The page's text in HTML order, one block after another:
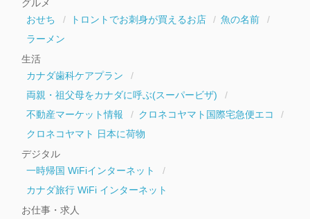
グルメ
おせち
トロントでお刺身が買えるお店
魚の名前
ラーメン
生活
カナダ歯科ケアプラン
両親・祖父母をカナダに呼ぶ(スーパービザ)
不動産マーケット情報
クロネコヤマト国際宅急便エコ
クロネコヤマト 日本に荷物
デジタル
一時帰国 WiFiインターネット
カナダ旅行 WiFi インターネット
お仕事・求人